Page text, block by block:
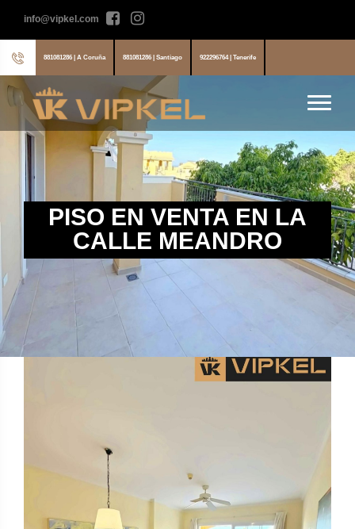
info@vipkel.com
881081286 | A Coruña 881081286 | Santiago 922296764 | Tenerife
PISO EN VENTA EN LA
CALLE MEANDRO